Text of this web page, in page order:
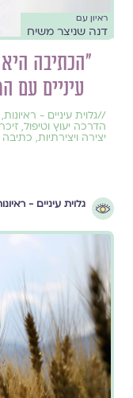
ראיון עם
דנה שניצר משיח
"הכתיבה
עיניים עם
//גלוית עיניים - ראיונות,
הדרכה יעוץ וטיפול,
יצירה ויצירתיות, כתיבה
גלוית עיניים -